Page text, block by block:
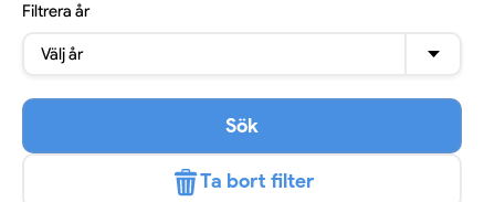
Filtrera år
Välj år
Sök
Ta bort filter